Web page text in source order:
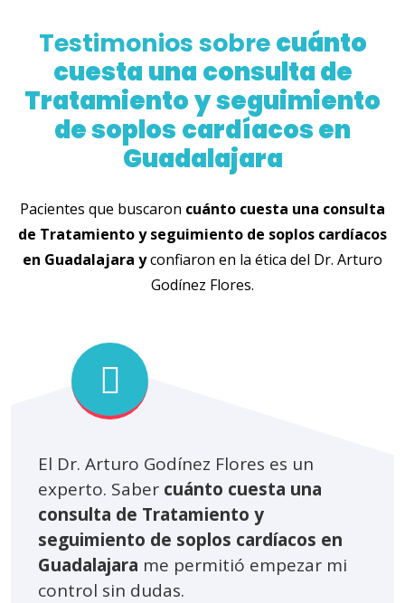
Testimonios sobrecuánto
cuesta una consulta de
Tratamientoyseguimiento
de soplos cardíacos en
Guadalajara
Pacientes que buscaron cuánto cuesta una consulta
de Tratamientoy seguimiento de soplos cardíacos
en Guadalajara yconfiaron en la ética del Dr. Arturo
Godínez Flores.
El Dr. Arturo Godínez Flores es un
experto. Saber cuánto cuesta una
consulta de Tratamiento y
seguimiento de soplos cardíacos en
Guadalajara me permitió empezar mi
control sin dudas.